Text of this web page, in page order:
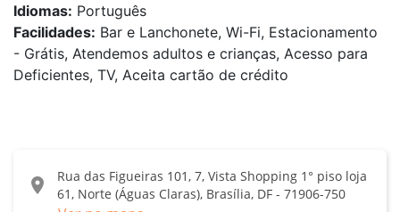
Idiomas: Português
Facilidades: Bar e Lanchonete, Wi-Fi, Estacionamento
- Grátis, Atendemos adultos e crianças, Acesso para
Deficientes, TV, Aceita cartão de crédito
location_on
Rua das Figueiras 101, 7, Vista Shopping 1° piso loja
61, Norte (Águas Claras), Brasília, DF - 71906-750